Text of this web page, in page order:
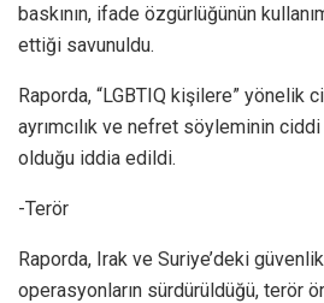
baskının, ifade özgürlüğünün
ettiği savunuldu.
Raporda, “LGBTIQ kişilere” yönelik
ayrımcılık ve nefret söyleminin
olduğu iddia edildi.
-Terör
Raporda, Irak ve Suriye’deki
operasyonların sürdürüldüğü, terör